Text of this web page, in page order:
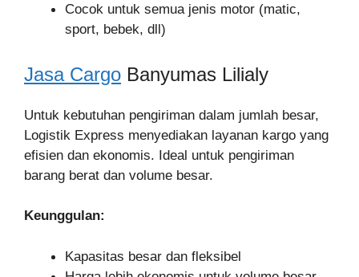
Cocok untuk semua jenis motor (matic,
sport, bebek, dll)
Jasa Cargo Banyumas Lilialy
Untuk kebutuhan pengiriman dalam jumlah besar,
Logistik Express menyediakan layanan kargo yang
efisien dan ekonomis. Ideal untuk pengiriman
barang berat dan volume besar.
Keunggulan:
Kapasitas besar dan fleksibel